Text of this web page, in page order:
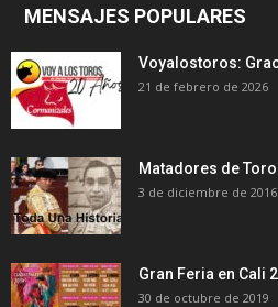
MENSAJES POPULARES
Voyalostoros:
21 de febrero de 2026
Matadores de
3 de diciembre de 2016
Gran Feria en Cali
30 de octubre de 2019